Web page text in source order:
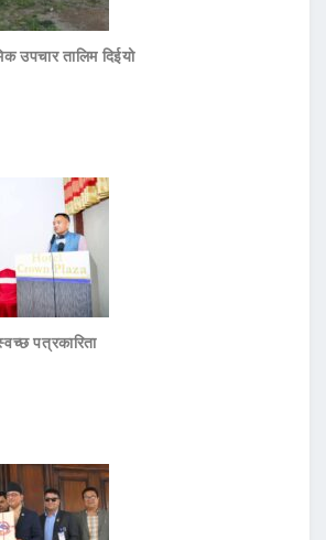
उपचार तालिम दिईयो
पत्रकारिता